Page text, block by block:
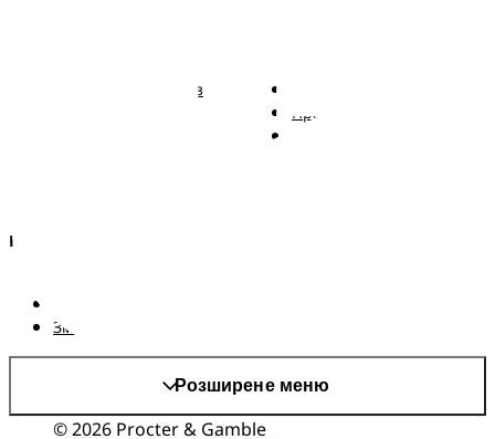
Підгузки Pampers із
Правові положення
Країна/регіон
Змінити країнa/регіон
Розширене меню
© 2026 Procter & Gamble